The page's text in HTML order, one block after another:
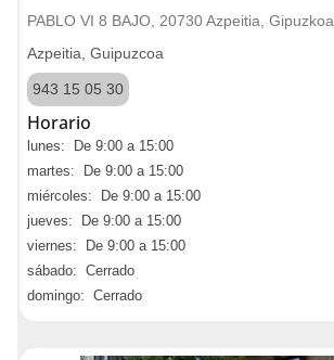
PABLO VI 8 BAJO, 20730 Azpeitia, Gipuzkoa
Azpeitia, Guipuzcoa
943 15 05 30
Horario
lunes: De 9:00 a 15:00
martes: De 9:00 a 15:00
miércoles: De 9:00 a 15:00
jueves: De 9:00 a 15:00
viernes: De 9:00 a 15:00
sábado: Cerrado
domingo: Cerrado